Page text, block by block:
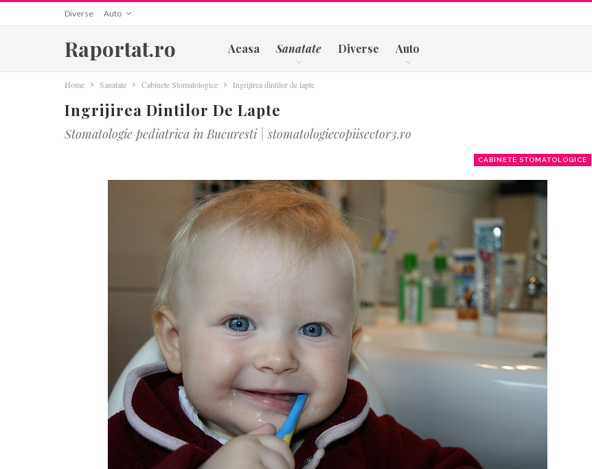
Diverse Auto
Raportat.ro Acasa Sanatate Diverse Auto
Home Sanatate Cabinete Stomatologice Ingrijirea dintilor de lapte
Ingrijirea Dintilor De Lapte
Stomatologie pediatrica in Bucuresti | stomatologiecopiisector3.ro
CABINETE STOMATOLOGICE